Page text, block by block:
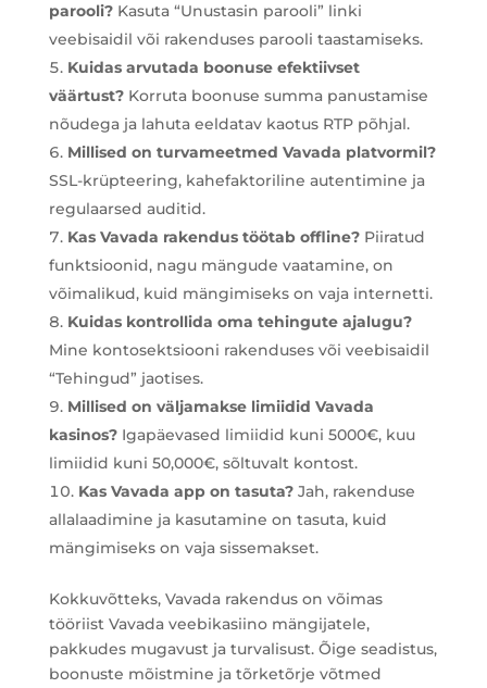
parooli?Kasuta “Unustasin parooli” linki
veebisaidil või rakenduses parooli taastamiseks.
Kuidas arvutada boonuse efektiivset
väärtust?Korruta boonuse summa panustamise
nõudega ja lahuta eeldatav kaotus RTP põhjal.
Millised on turvameetmed Vavada platvormil?
SSL-krüpteering, kahefaktoriline autentimine ja
regulaarsed auditid.
Kas Vavada rakendus töötab offline?Piiratud
funktsioonid, nagu mängude vaatamine, on
võimalikud, kuid mängimiseks on vaja internetti.
Kuidas kontrollida oma tehingute ajalugu?
Mine kontosektsiooni rakenduses või veebisaidil
“Tehingud” jaotises.
Millised on väljamakse limiidid Vavada
kasinos?Igapäevased limiidid kuni 5000€, kuu
limiidid kuni 50,000€, sõltuvalt kontost.
Kas Vavada app on tasuta?Jah, rakenduse
allalaadimine ja kasutamine on tasuta, kuid
mängimiseks on vaja sissemakset.
Kokkuvõtteks, Vavada rakendus on võimas
tööriist Vavada veebikasiino mängijatele,
pakkudes mugavust ja turvalisust. Õige seadistus,
boonuste mõistmine ja tõrketõrje võtmed